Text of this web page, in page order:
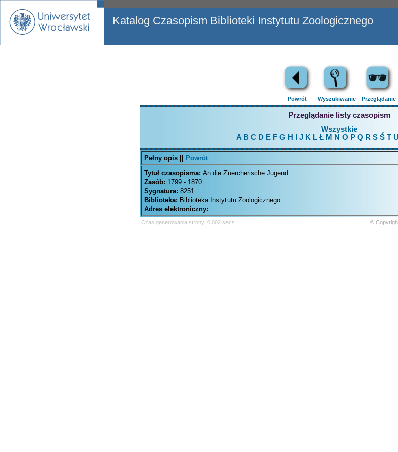
Katalog Czasopism Biblioteki Instytutu Zoologicznego
Powrót Wyszukiwanie Przeglądanie
Przeglądanie listy czasopism
Wszystkie
A B C D EFG H J K L Ł M N O P Q R S Ś T U
Pełny opis ||
Powrót
Tytuł czasopisma: An die Zuercherische Jugend
Zasób: 1799 - 1870
Sygnatura: 8251
Biblioteka: Biblioteka Instytutu Zoologicznego
Adres elektroniczny:
Czas generowania strony: 0.002 secs. ©